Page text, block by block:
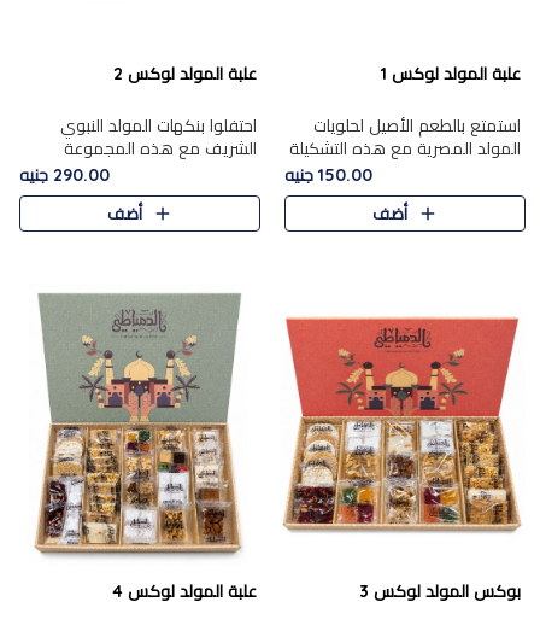
علبة المولد لوكس 1
استمتع بالطعم الأصيل لحلويات
المولد المصرية مع هذه التشكيلة
المختارة بعناية من 9 قطع. تتضمن
التشكيلة جوزرية مع فول،ملبان
150.00 جنيه
أضف
علبة المولد لوكس 2
احتفلوا بنكهات المولد النبوي
الشريف مع هذه المجموعة
الفاخرة المكونة من 19 قطعة،
والتي تم اختيارها بعناية فائقة لتُبرز
تشكيلة واسعة من الحلويات
290.00 جنيه
أضف
بوكس المولد لوكس 3 علبة المولد لوكس 4